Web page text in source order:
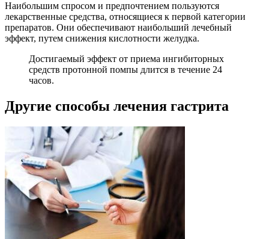
Наибольшим спросом и предпочтением пользуются
лекарственные средства, относящиеся к первой категории
препаратов. Они обеспечивают наибольший лечебный
эффект, путем снижения кислотности желудка.
Достигаемый эффект от приема ингибиторных
средств протонной помпы длится в течение 24
часов.
Другие способы лечения гастрита